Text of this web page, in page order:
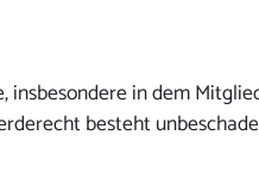
insbesondere in dem
besteht